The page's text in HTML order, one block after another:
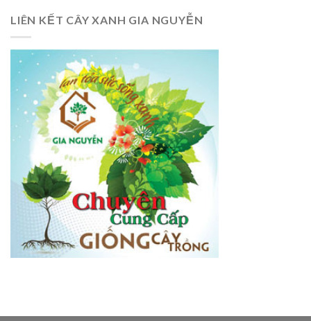
LIÊN KẾT CÂY XANH GIA NGUYỄN